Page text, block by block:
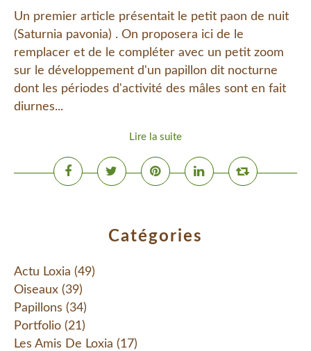
Un premier article présentait le petit paon de nuit
(Saturnia pavonia) . On proposera ici de le
remplacer et de le compléter avec un petit zoom
sur le développement d'un papillon dit nocturne
dont les périodes d'activité des mâles sont en fait
diurnes...
Lire la suite
Catégories
Actu Loxia (49)
Oiseaux (39)
Papillons (34)
Portfolio (21)
Les Amis De Loxia (17)